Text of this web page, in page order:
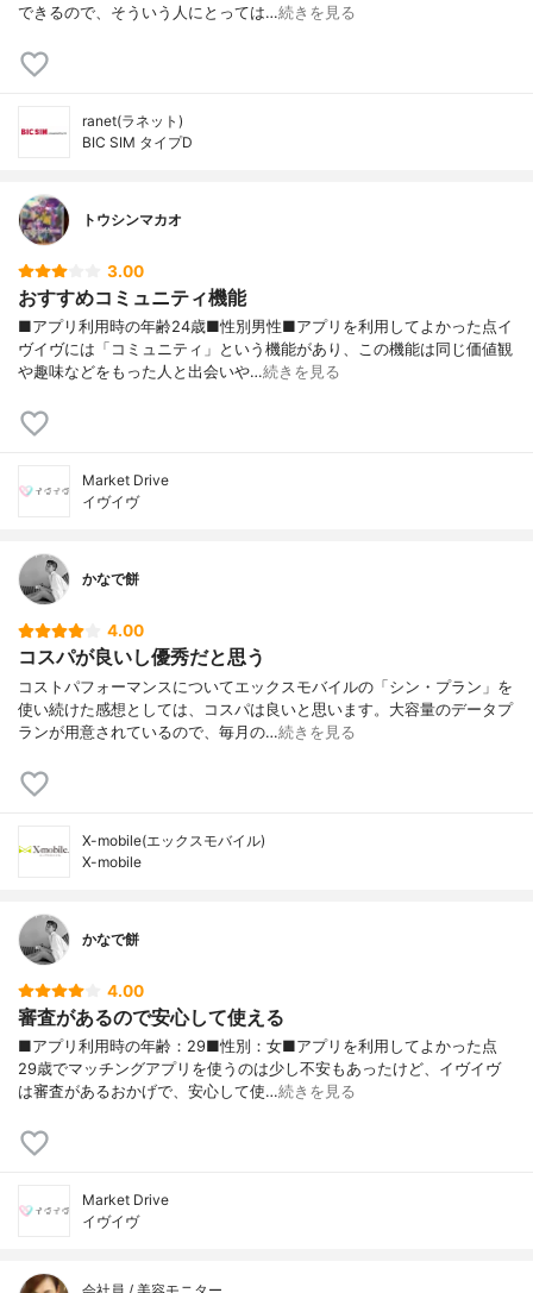
できるので、そういう人にとっては…続きを見る
ranet(ラネット)
BIC SIM タイプD
トウシンマカオ
3.00
おすすめコミュニティ機能
■アプリ利用時の年齢24歳■性別男性■アプリを利用してよかった点イ
ヴイヴには「コミュニティ」という機能があり、この機能は同じ価値観
や趣味などをもった人と出会いや…続きを見る
Market Drive
イヴイヴ
かなで餅
4.00
コスパが良いし優秀だと思う
コストパフォーマンスについてエックスモバイルの「シン・プラン」を
使い続けた感想としては、コスパは良いと思います。大容量のデータプ
ランが用意されているので、毎月の…続きを見る
X-mobile(エックスモバイル)
X-mobile
かなで餅
4.00
審査があるので安心して使える
■アプリ利用時の年齢：29■性別：女■アプリを利用してよかった点
29歳でマッチングアプリを使うのは少し不安もあったけど、イヴイヴ
は審査があるおかげで、安心して使…続きを見る
Market Drive
イヴイヴ